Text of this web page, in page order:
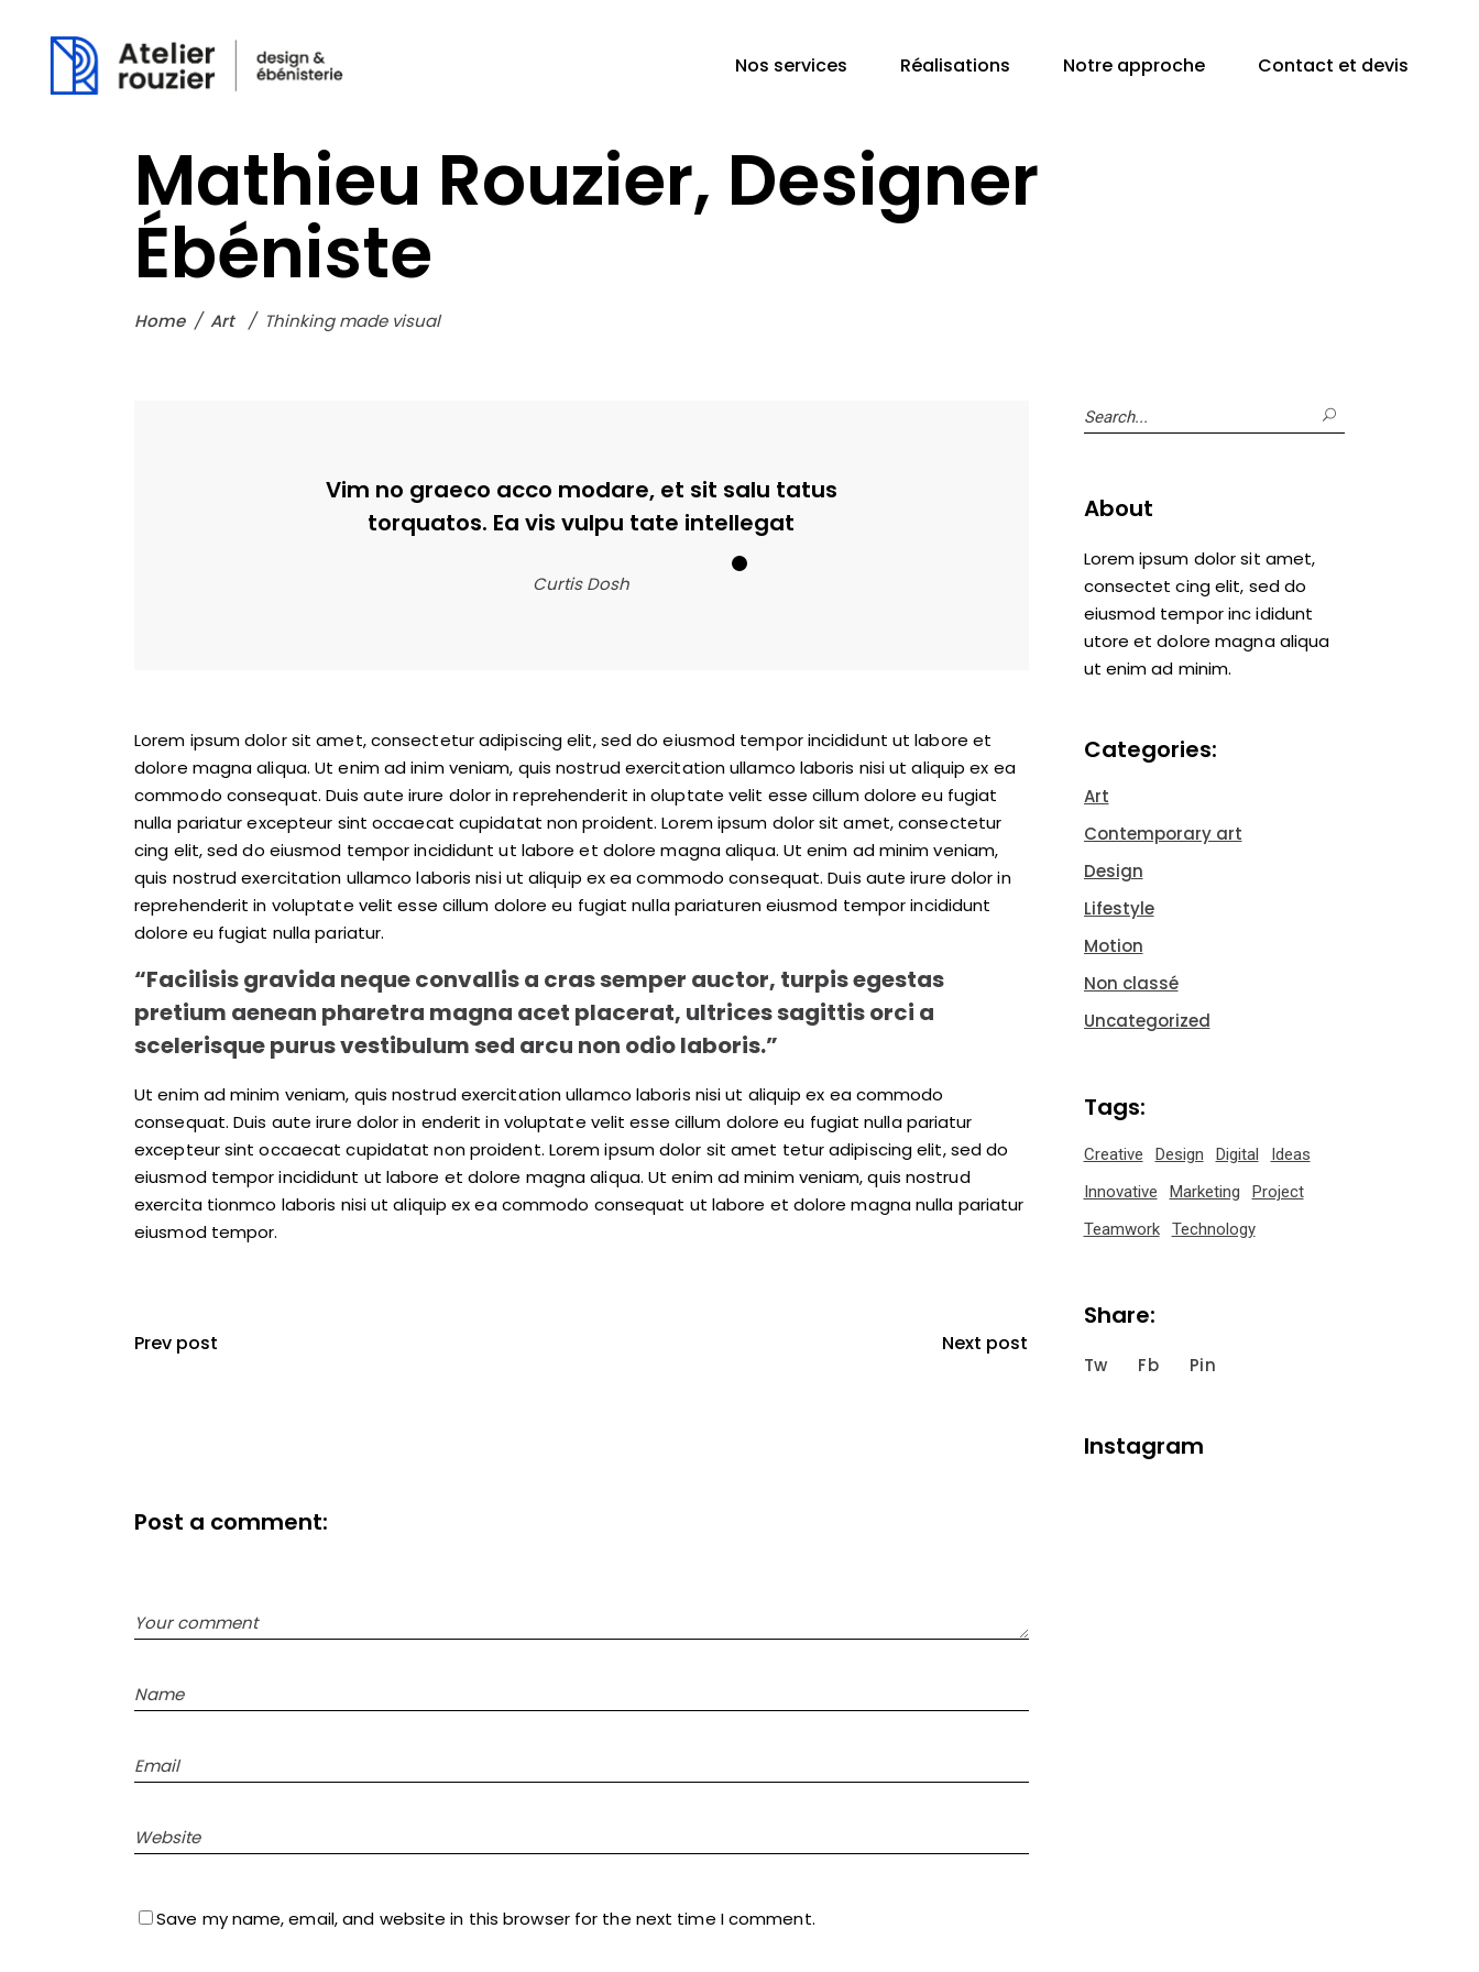
Nos services Réalisations Notre approche Contact et devis
Mathieu Rouzier, Designer
Ébéniste
Home/ Art / Thinking made visual
Vim no graeco acco modare, et sit salu tatus
torquatos. Ea vis vulpu tate intellegat
Curtis Dosh
Lorem ipsum dolor sit amet, consectetur adipiscing elit, sed do eiusmod tempor incididunt ut labore et
dolore magna aliqua. Ut enim ad inim veniam, quis nostrud exercitation ullamco laboris nisi ut aliquip ex ea
commodo consequat. Duis aute irure dolor in reprehenderit in oluptate velit esse cillum dolore eu fugiat
nulla pariatur excepteur sint occaecat cupidatat non proident. Lorem ipsum dolor sit amet, consectetur
cing elit, sed do eiusmod tempor incididunt ut labore et dolore magna aliqua. Ut enim ad minim veniam,
quis nostrud exercitation ullamco laboris nisi ut aliquip ex ea commodo consequat. Duis aute irure dolor in
reprehenderit in voluptate velit esse cillum dolore eu fugiat nulla pariaturen eiusmod tempor incididunt
dolore eu fugiat nulla pariatur.
“Facilisis gravida neque convallis a cras semper auctor, turpis egestas
pretium aenean pharetra magna acet placerat, ultrices sagittis orci a
scelerisque purus vestibulum sed arcu non odio laboris.”
Ut enim ad minim veniam, quis nostrud exercitation ullamco laboris nisi ut aliquip ex ea commodo
consequat. Duis aute irure dolor in enderit in voluptate velit esse cillum dolore eu fugiat nulla pariatur
excepteur sint occaecat cupidatat non proident. Lorem ipsum dolor sit amet tetur adipiscing elit, sed do
eiusmod tempor incididunt ut labore et dolore magna aliqua. Ut enim ad minim veniam, quis nostrud
exercita tionmco laboris nisi ut aliquip ex ea commodo consequat ut labore et dolore magna nulla pariatur
eiusmod tempor.
Prev post Next post
Post a comment:
Save my name, email, and website in this browser for the next time I comment.
Search
for:
About
Lorem ipsum dolor sit amet,
consectet cing elit, sed do
eiusmod tempor inc ididunt
utore et dolore magna aliqua
ut enim ad minim.
Categories:
Art
Contemporary art
Design
Lifestyle
Motion
Non classé
Uncategorized
Tags:
Creative Design Digital
Ideas
Innovative
Marketing
Project
Teamwork
Technology
Share:
Tw Fb Pin
Instagram